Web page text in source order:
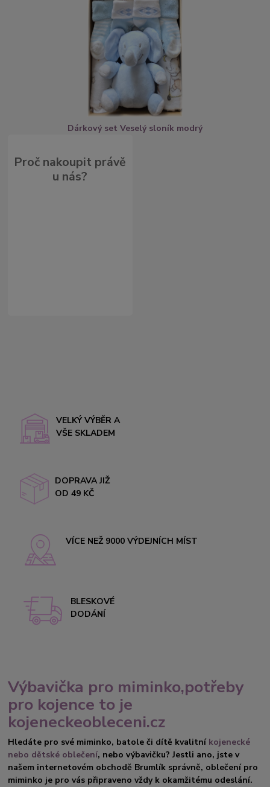
Dárkový set Veselý sloník modrý
Proč nakoupit právě
u nás?
VELKÝ VÝBĚR A
VŠE SKLADEM
DOPRAVA JIŽ
OD 49 KČ
VÍCE NEŽ 9000 VÝDEJNÍCH MÍST
BLESKOVÉ
DODÁNÍ
Výbavička pro miminko,potřeby
pro kojence to je
kojeneckeobleceni.cz
Hledáte pro své miminko, batole či dítě kvalitní kojenecké
nebo dětské oblečení, nebo výbavičku? Jestli ano, jste v
našem internetovém obchodě Brumlík správně, oblečení pro
miminko je pro vás připraveno vždy k okamžitému odeslání.